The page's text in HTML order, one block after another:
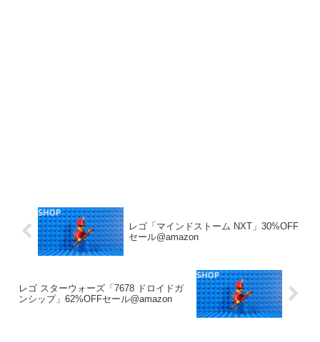
レゴ「マインドストーム NXT」30%OFF
セール@amazon
レゴ スターウォーズ「7678 ドロイドガ
ンシップ」62%OFFセール@amazon